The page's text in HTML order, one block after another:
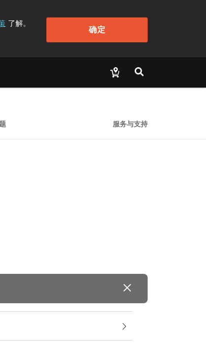
了解。
确定
服务与支持